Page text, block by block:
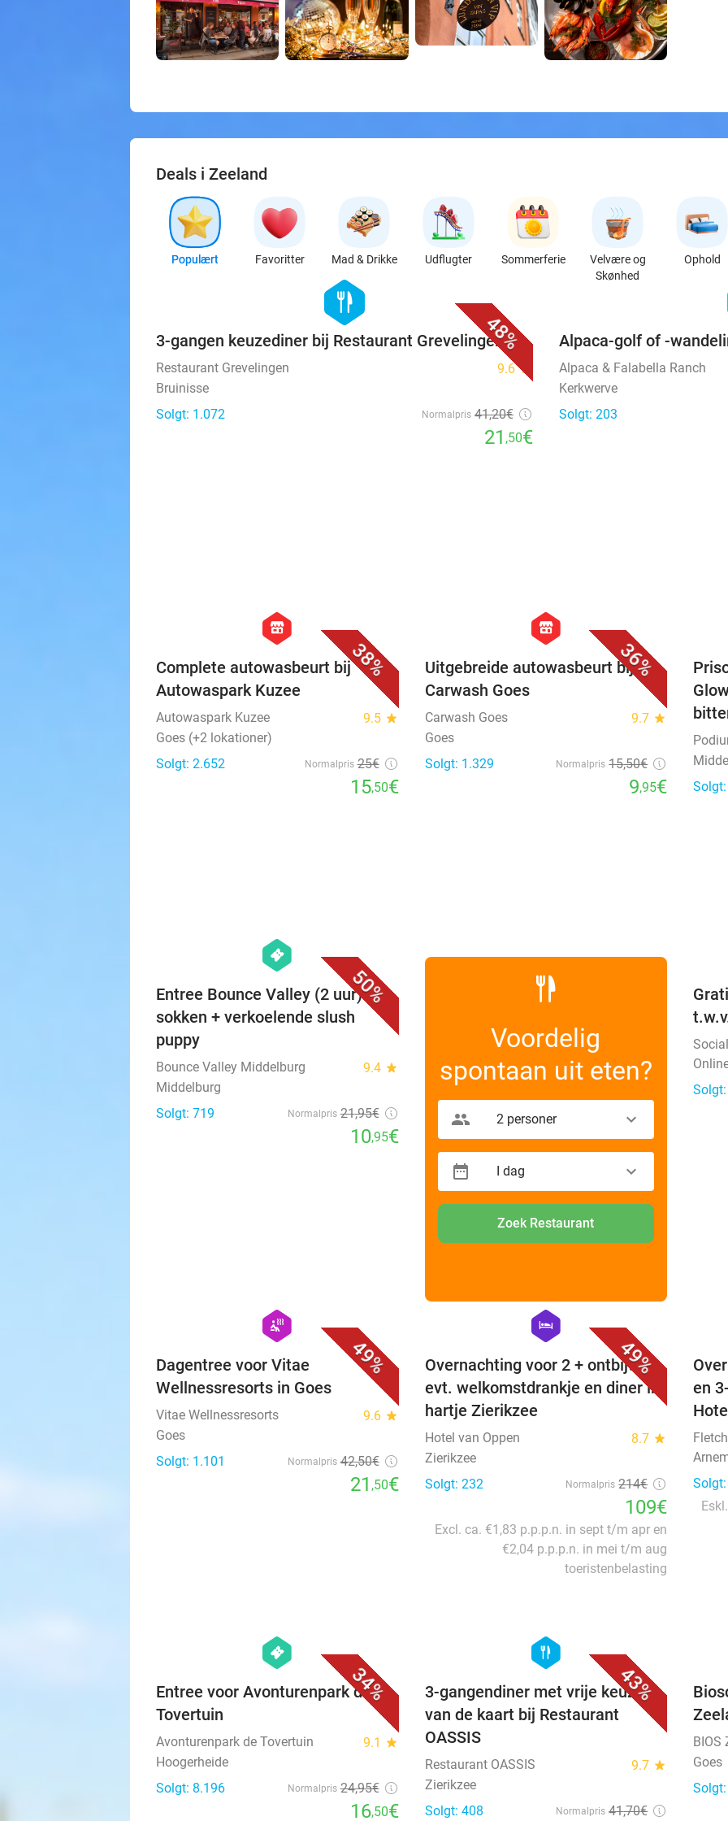
Deals i Zeeland
Populært Favoritter Mad & Drikke Udflugter Sommerferie
Velvære og
Skønhed
Ophold
48%
hexagon
food
3-gangen keuzediner bij Restaurant Grevelingen
Restaurant Grevelingen 9.6star
Bruinisse
Solgt: 1.072
Normalpris 41,20€
21 ,50€
Alpaca-golf of -
Alpaca & Falabella Ranch
Kerkwerve
Solgt: 203
38%
hexagon
store
Complete autowasbeurt bij
Autowaspark Kuzee
Autowaspark Kuzee 9.5 star
Goes (+2 lokationer)
Solgt: 2.652
Normalpris 25€
15,50€
36%
hexagon
store
Uitgebreide autowasbeurt bij
Carwash Goes
Carwash Goes 9.7 star
Goes
Solgt: 1.329
Normalpris 15,50€
9,95€
50%
hexagon
events
Entree Bounce Valley (2 uur) +
sokken + verkoelende slush
puppy
Bounce Valley Middelburg 9.4 star
Middelburg
Solgt: 719
Normalpris 21,95€
10,95€
Voordelig
spontaan uit eten?
2 personer
I dag
Zoek Restaurant
49%
hexagon
wellness
Dagentree voor Vitae
Wellnessresorts in Goes
Vitae Wellnessresorts 9.6 star
Goes
Solgt: 1.101
Normalpris 42,50€
21 ,50€
49%
favorite_border
hexagon
hotel
Overnachting voor 2 + ontbijt +
evt. welkomstdrankje en diner in
hartje Zierikzee
Hotel van Oppen 8.7 star
Zierikzee
Solgt: 232
Normalpris 214€
109€
Excl. ca. €1,83 p.p.p.n. in sept t/m apr en
€2,04 p.p.p.n. in mei t/m aug
toeristenbelasting
en
34%
hexagon
events
Entree voor Avonturenpark de
Tovertuin
Avonturenpark de Tovertuin 9.1 star
Hoogerheide
Solgt: 8.196
Normalpris 24,95€
16,50€
43%
hexagon
food
3-gangendiner met vrije keuze
van de kaart bij Restaurant
OASSIS
Restaurant OASSIS 9.7 star
Zierikzee
Solgt: 408
Normalpris 41,70€
BIOS
Goes